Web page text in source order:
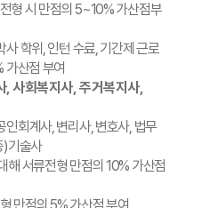
형 시 만점의 5~10% 가산점부
사 학위, 인턴 수료, 기간제 근로
가산점 부여
사회복지사, 주거복지사,
인회계사, 변리사, 변호사, 법무
)기술사
해 서류전형 만점의 10% 가산점